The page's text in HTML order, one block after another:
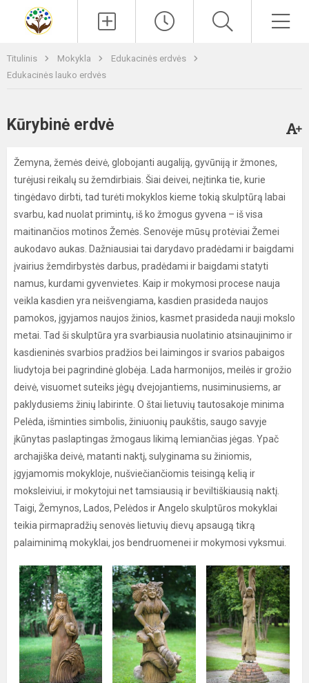
Titulinis Mokykla
Edukacinės erdvės
Edukacinės lauko erdvės
Kūrybinė erdvė
Žemyna, žemės deivė, globojanti augaliją, gyvūniją ir žmones,
turėjusi reikalų su žemdirbiais. Šiai deivei, neįtinka tie, kurie
tingėdavo dirbti, tad turėti mokyklos kieme tokią skulptūrą labai
svarbu, kad nuolat primintų, iš ko žmogus gyvena – iš visa
maitinančios motinos Žemės. Senovėje mūsų protėviai Žemei
aukodavo aukas. Dažniausiai tai darydavo pradėdami ir baigdami
įvairius žemdirbystės darbus, pradėdami ir baigdami statyti
namus, kurdami gyvenvietes. Kaip ir mokymosi procese nauja
veikla kasdien yra neišvengiama, kasdien prasideda naujos
pamokos, įgyjamos naujos žinios, kasmet prasideda nauji mokslo
metai. Tad ši skulptūra yra svarbiausia nuolatinio atsinaujinimo ir
kasdieninės svarbios pradžios bei laimingos ir svarios pabaigos
liudytoja bei pagrindinė globėja. Lada harmonijos, meilės ir grožio
deivė, visuomet suteiks jėgų dvejojantiems, nusiminusiems, ar
paklydusiems žinių labirinte. O štai lietuvių tautosakoje minima
Pelėda, išminties simbolis, žiniuonių paukštis, saugo savyje
įkūnytas paslaptingas žmogaus likimą lemiančias jėgas. Ypač
archajiška deivė, matanti naktį, sulyginama su žiniomis,
įgyjamomis mokykloje, nušviečiančiomis teisingą kelią ir
moksleiviui, ir mokytojui net tamsiausią ir beviltiškiausią naktį.
Taigi, Žemynos, Lados, Pelėdos ir Angelo skulptūros mokyklai
teikia pirmapradžių senovės lietuvių dievų apsaugą tikrą
palaiminimą mokyklai, jos bendruomenei ir mokymosi vyksmui.